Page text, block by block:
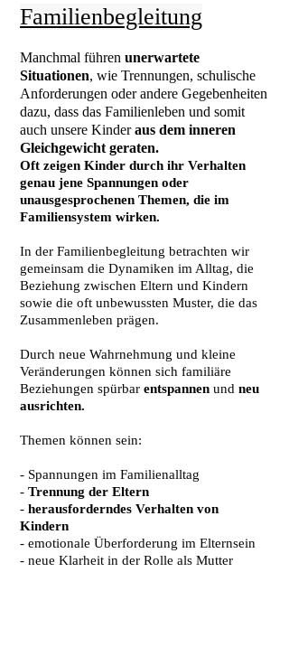
Familienbegleitung
Manchmal führen unerwartete
Situationen, wie Trennungen, schulische
Anforderungen oder andere Gegebenheiten
dazu, dass das Familienleben und somit
auch unsere Kinderaus dem inneren
Gleichgewicht geraten.
Oft zeigen Kinder durch ihr Verhalten
genau jene Spannungen oder
unausgesprochenen Themen, die im
Familiensystem wirken.
In der Familienbegleitung betrachten wir
gemeinsam die Dynamiken im Alltag, die
Beziehung zwischen Eltern und Kindern
sowie die oft unbewussten Muster, die das
Zusammenleben prägen.
Durch neue Wahrnehmung und kleine
Veränderungen können sich familiäre
Beziehungen spürbar entspannen und neu
ausrichten.
Themen können sein:
- Spannungen im Familienalltag
- Trennung der Eltern
- herausforderndes Verhalten von
Kindern
- emotionale Überforderung im Elternsein
- neue Klarheit in der Rolle als Mutter